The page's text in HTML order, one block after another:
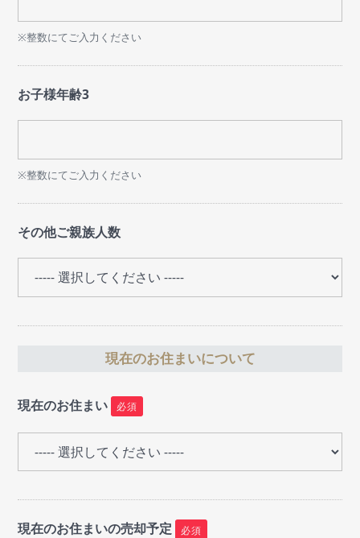
※整数にてご入力ください
お子様年齢3
※整数にてご入力ください
その他ご親族人数
現在のお住まいについて
現在のお住まい 必須
現在のお住まいの売却予定 必須